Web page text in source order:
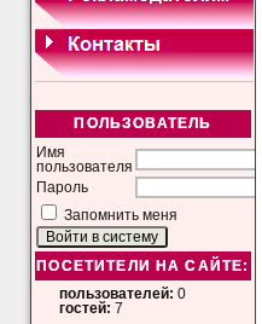
ПОЛЬЗОВАТЕЛЬ
Имя
пользователя
Пароль
Запомнить меня
ПОСЕТИТЕЛИ НА САЙТЕ:
пользователей: 0
гостей: 7